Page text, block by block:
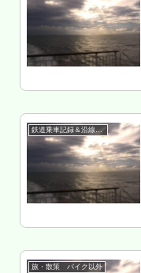
鉄道乗車記録＆沿線散策
旅・散策 バイク以外